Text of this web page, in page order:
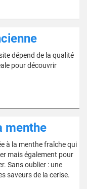
dépend de la qualité
pour découvrir
menthe
à la menthe fraîche qui
mais également pour
Sans oublier : une
saveurs de la cerise.